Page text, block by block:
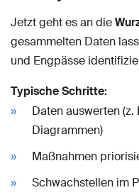
Jetzt geht es an die
gesammelten Daten
und Engpässe
Typische Schritte:
Daten auswerten
Diagrammen)
Maßnahmen
Schwachstellen im